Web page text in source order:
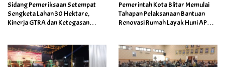
Sidang Pemeriksaan Setempat
Sengketa Lahan 30 Hektare,
Kinerja GTRA dan Ketegasan
Pemerintah Kota Blitar Memulai
Tahapan Pelaksanaan Bantuan
Renovasi Rumah Layak Huni APBD